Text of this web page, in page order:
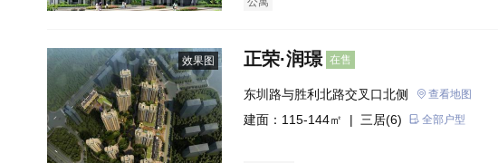
效果图 正荣·润璟 在售
东圳路与胜利北路交叉口北侧 查看地图
建面：115-144㎡ | 三居(6) 全部户型